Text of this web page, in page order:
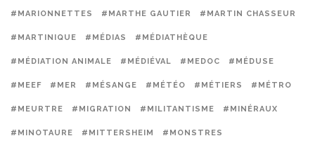
#MARIONNETTES #MARTHE GAUTIER #MARTIN CHASSEUR
#MARTINIQUE #MÉDIAS #MÉDIATHÈQUE
#MÉDIATION ANIMALE #MÉDIÉVAL #MEDOC #MÉDUSE
#MEEF #MER #MÉSANGE #MÉTÉO #MÉTIERS #MÉTRO
#MEURTRE #MIGRATION #MILITANTISME #MINÉRAUX
#MINOTAURE #MITTERSHEIM #MONSTRES